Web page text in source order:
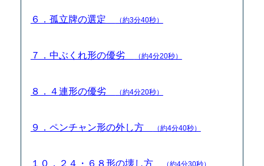
６．孤立牌の選定 （約3分40秒）
７．中ぶくれ形の優劣 （約4分20秒）
８．４連形の優劣 （約4分20秒）
９．ペンチャン形の外し方 （約4分40秒）
１０．２４・６８形の壊し方 （約4分30秒）